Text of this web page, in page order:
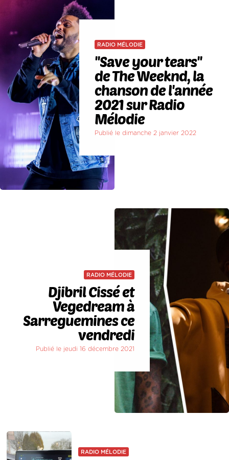
RADIO MÉLODIE
''Save your tears''
de The Weeknd, la
chanson de l'année
2021 sur Radio
Mélodie
Publié le dimanche 2 janvier 2022
RADIO MÉLODIE
Djibril Cissé et
Vegedream à
Sarreguemines ce
vendredi
Publié le jeudi 16 décembre 2021
RADIO MÉLODIE